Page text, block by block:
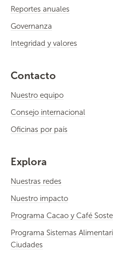
Reportes anuales
Governanza
Integridad y valores
Contacto
Nuestro equipo
Consejo internacional
Oficinas por país
Explora
Nuestras redes
Nuestro impacto
Programa Cacao y Café
Programa Sistemas
Ciudades